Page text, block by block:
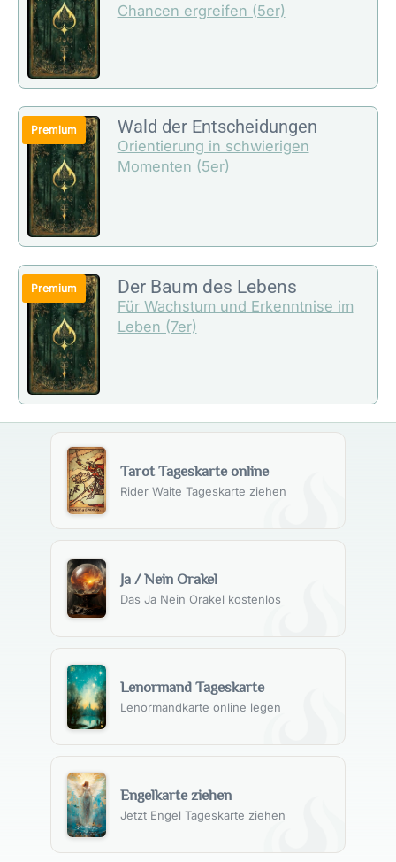
Chancen ergreifen (5er)
Wald der Entscheidungen
Orientierung in schwierigen
Momenten (5er)
Der Baum des Lebens
Für Wachstum und Erkenntnise im
Leben (7er)
Tarot Tageskarte online
Rider Waite Tageskarte ziehen
Ja / Nein Orakel
Das Ja Nein Orakel kostenlos
Lenormand Tageskarte
Lenormandkarte online legen
Engelkarte ziehen
Jetzt Engel Tageskarte ziehen